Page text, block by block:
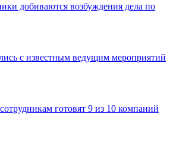
добиваются возбуждения дела по
с известным ведущим мероприятий
готовят 9 из 10 компаний